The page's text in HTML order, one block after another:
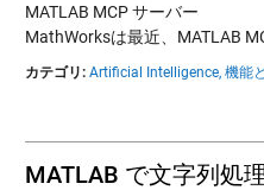
MATLAB MCP サーバー
MathWorksは最近、MATLAB
カテゴリ: Artificial Intelligence, 機能
MATLAB で文字列処